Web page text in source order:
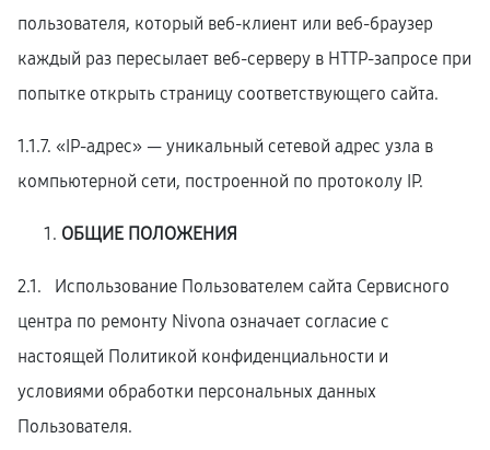
пользователя, который веб-клиент или веб-браузер
каждый раз пересылает веб-серверу в HTTP-запросе при
попытке открыть страницу соответствующего сайта.
1.1.7. «IP-адрес» — уникальный сетевой адрес узла в
компьютерной сети, построенной по протоколу IP.
ОБЩИЕ ПОЛОЖЕНИЯ
2.1. Использование Пользователем сайта Сервисного
центра по ремонту Nivona означает согласие с
настоящей Политикой конфиденциальности и
условиями обработки персональных данных
Пользователя.